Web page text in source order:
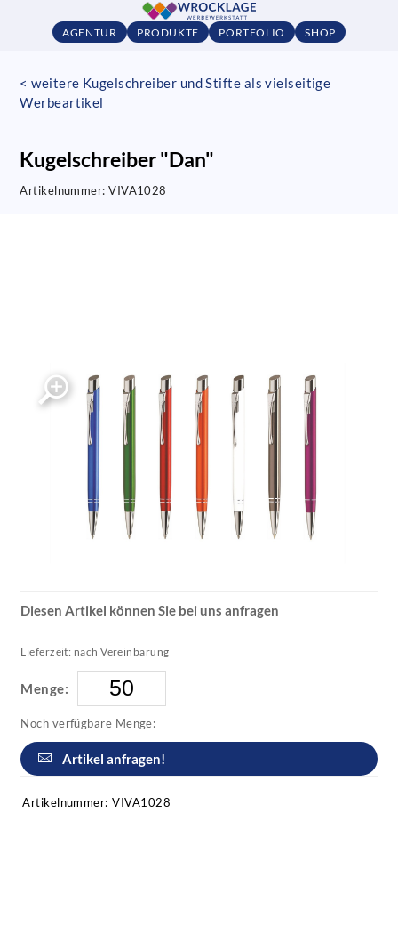
AGENTUR PRODUKTE PORTFOLIO SHOP
< weitere Kugelschreiber und Stifte als vielseitige
Werbeartikel
Kugelschreiber "Dan"
Artikelnummer:VIVA1028
Diesen Artikel können Sie bei uns anfragen
Lieferzeit: nach Vereinbarung
Menge:
Noch verfügbare Menge:
Artikel anfragen!
Artikelnummer: VIVA1028